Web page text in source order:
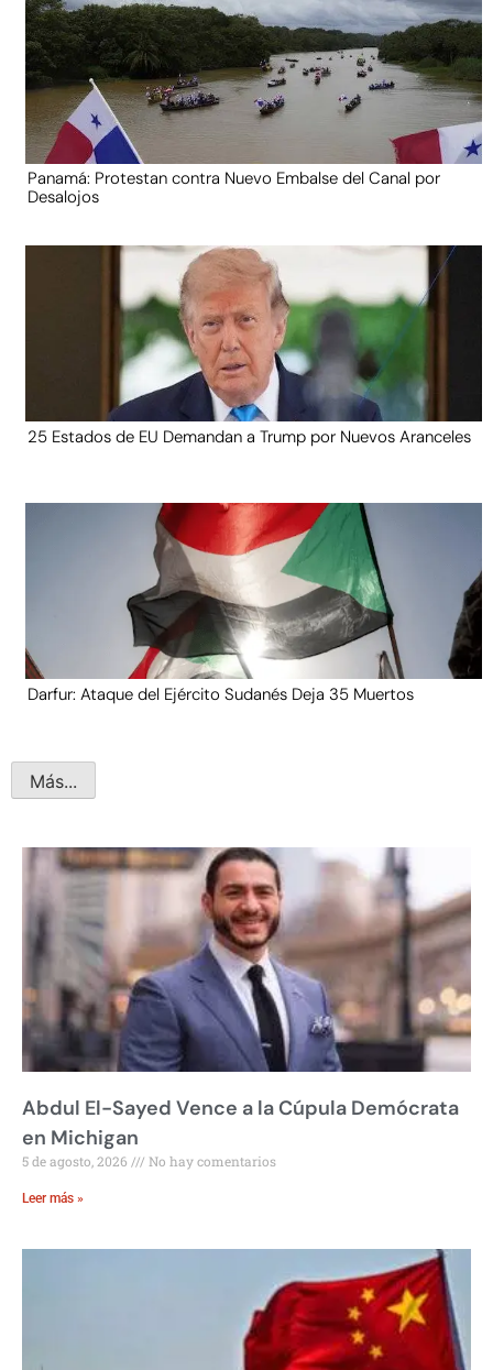
Panamá: Protestan contra Nuevo Embalse del Canal por
Desalojos
25 Estados de EU Demandan a Trump por Nuevos Aranceles
Darfur: Ataque del Ejército Sudanés Deja 35 Muertos
Más...
Abdul El-Sayed Vence a la Cúpula Demócrata
en Michigan
5 de agosto, 2026 No hay comentarios
Leer más »